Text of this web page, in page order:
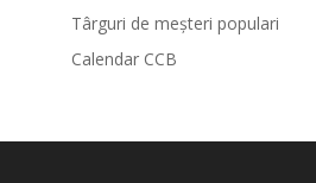
Târguri de meșteri populari
Calendar CCB